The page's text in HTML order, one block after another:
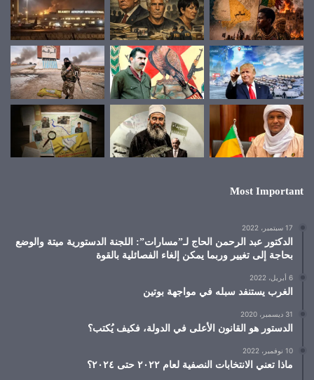
Most Important
17 سبتمبر، 2022
الدكتور عبد الرحمن الحاج لـ”مسارات”: اللجنة الدستورية ميتة والوضع
بحاجة إلى تغيير وربما يمكن إلغاء الفصائلية بالقوة
6 أبريل، 2022
الغرب يستنفد سبله في مواجهة بوتين
31 ديسمبر، 2020
الدستور هو القانون الأعلى في الدولة، فكيف يُكتب؟
10 نوفمبر، 2022
ماذا تعني الانتخابات النصفية لعام ٢٠٢٢ حتى ٢٠٢٤؟